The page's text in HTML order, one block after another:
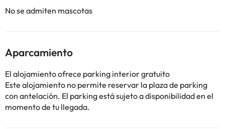
No se admiten mascotas
Aparcamiento
El alojamiento ofrece parking interior gratuito
Este alojamiento no permite reservar la plaza de parking
con antelación. El parking está sujeto a disponibilidad en el
momento de tu llegada.